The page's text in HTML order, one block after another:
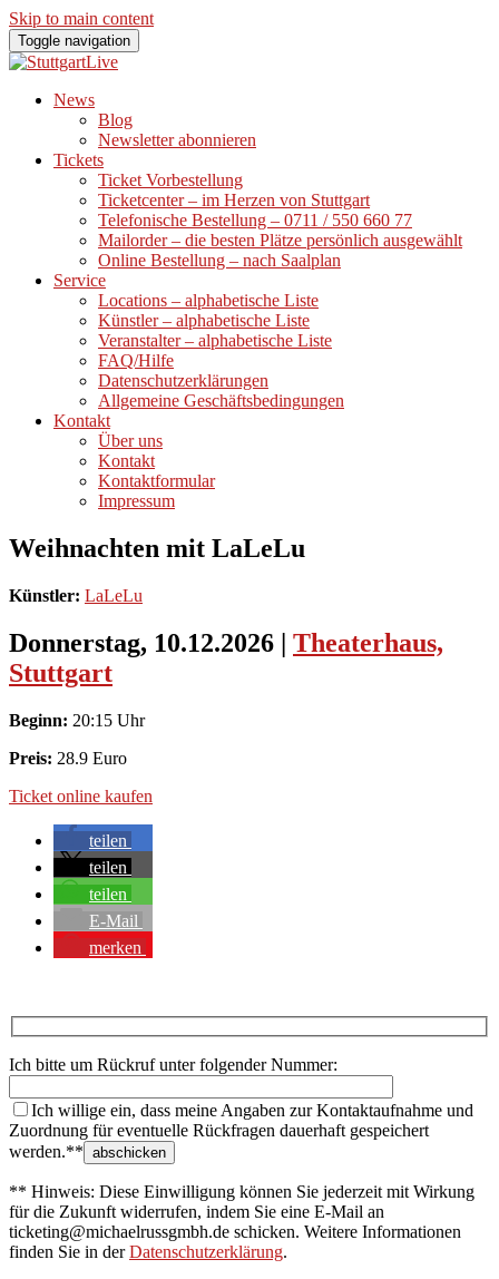
Skip to main content
Toggle navigation
News
Blog
Newsletter abonnieren
Tickets
Ticket Vorbestellung
Ticketcenter – im Herzen von Stuttgart
Telefonische Bestellung – 0711 / 550 660 77
Mailorder – die besten Plätze persönlich ausgewählt
Online Bestellung – nach Saalplan
Service
Locations – alphabetische Liste
Künstler – alphabetische Liste
Veranstalter – alphabetische Liste
FAQ/Hilfe
Datenschutzerklärungen
Allgemeine Geschäftsbedingungen
Kontakt
Über uns
Kontakt
Kontaktformular
Impressum
Weihnachten mit LaLeLu
Künstler: LaLeLu
Donnerstag, 10.12.2026 | Theaterhaus,
Stuttgart
Beginn: 20:15 Uhr
Preis: 28.9 Euro
Ticket online kaufen
teilen
teilen
teilen
E-Mail
merken
Ich bitte um Rückruf unter folgender Nummer:
Ich willige ein, dass meine Angaben zur Kontaktaufnahme und
Zuordnung für eventuelle Rückfragen dauerhaft gespeichert
werden.**
** Hinweis: Diese Einwilligung können Sie jederzeit mit Wirkung
für die Zukunft widerrufen, indem Sie eine E-Mail an
ticketing@michaelrussgmbh.de schicken. Weitere Informationen
finden Sie in derDatenschutzerklärung.